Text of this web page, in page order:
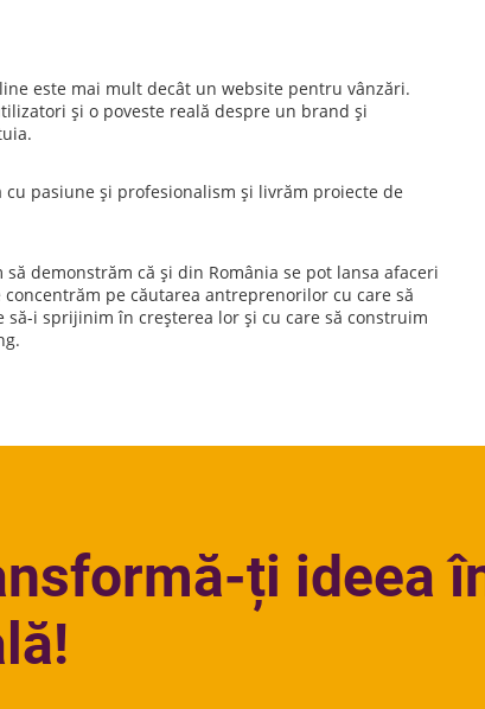
este mai mult decât un website pentru vânzări.
și o poveste reală despre un brand și
cu pasiune și profesionalism și livrăm proiecte de
demonstrăm că și din România se pot lansa afaceri
concentrăm pe căutarea antreprenorilor cu care să
să-i sprijinim în creșterea lor și cu care să construim
ți ideea